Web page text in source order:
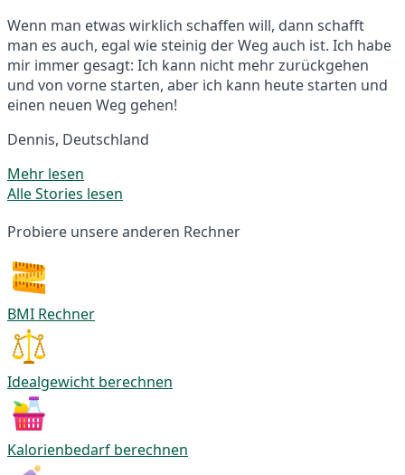
Wenn man etwas wirklich schaffen will, dann schafft
man es auch, egal wie steinig der Weg auch ist. Ich habe
mir immer gesagt: Ich kann nicht mehr zurückgehen
und von vorne starten, aber ich kann heute starten und
einen neuen Weg gehen!
Dennis, Deutschland
Mehr lesen
Alle Stories lesen
Probiere unsere anderen Rechner
BMI Rechner
Idealgewicht berechnen
Kalorienbedarf berechnen